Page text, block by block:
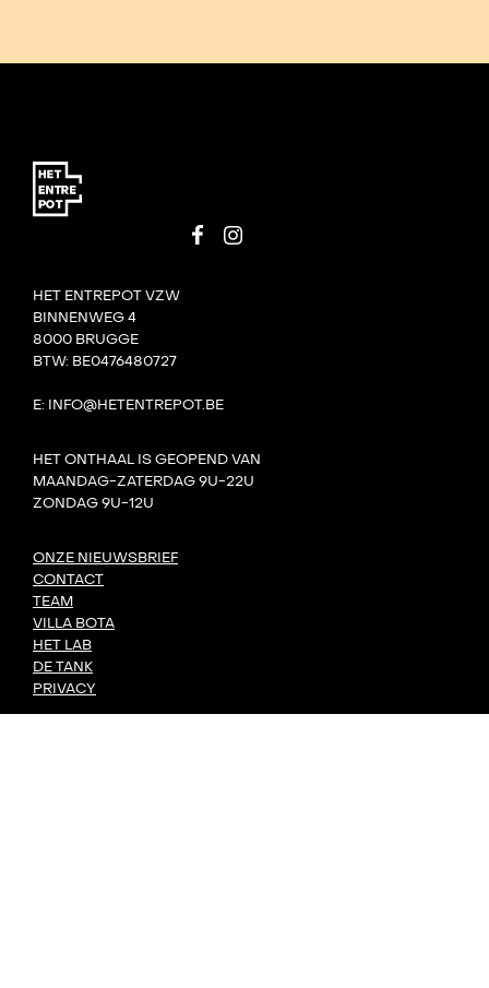
HET ENTREPOT VZW
BINNENWEG 4
8000 BRUGGE
BTW: BE0476480727
E: INFO@HETENTREPOT.BE
HET ONTHAAL IS GEOPEND VAN
MAANDAG-ZATERDAG 9U-22U
ZONDAG 9U-12U
ONZE NIEUWSBRIEF
CONTACT
TEAM
VILLA BOTA
HET LAB
DE TANK
PRIVACY